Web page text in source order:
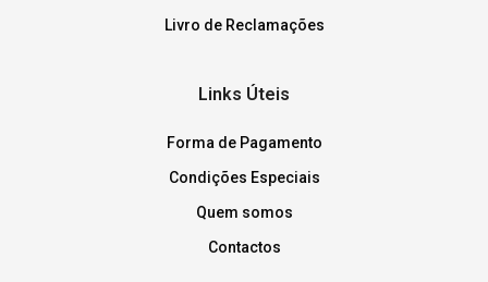
Livro de Reclamações
Links Úteis
Forma de Pagamento
Condições Especiais
Quem somos
Contactos